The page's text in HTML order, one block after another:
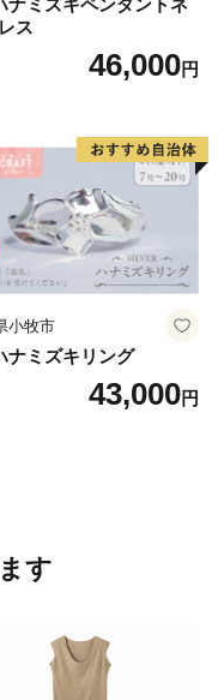
ナミズキペンダントネ
ス
46,000円
小牧市
ナミズキリング
43,000円
す